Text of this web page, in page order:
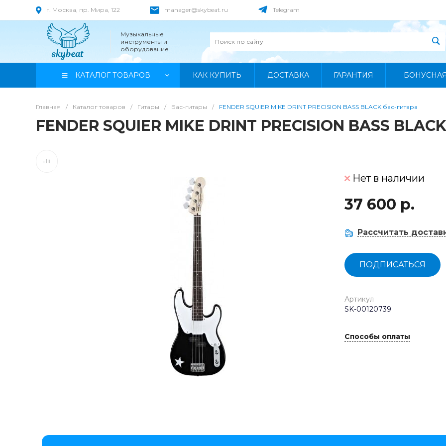
г. Москва, пр. Мира, 122 manager@skybeat.ru Telegram
Музыкальные
инструменты и
оборудование
КАТАЛОГ ТОВАРОВ КАК КУПИТЬ ДОСТАВКА ГАРАНТИЯ
Главная / Каталог товаров / Гитары / Бас-гитары / FENDER SQUIER MIKE DRINT PRECISION BASS BLACK бас-гитара
FENDER SQUIER MIKE DRINT PRECISION BASS
Нет в наличии
37 600 р.
Рассчитать
ПОДПИСАТЬСЯ
Артикул
SK-00120739
Способы оплаты